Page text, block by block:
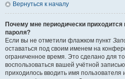
Вернуться к началу
Почему мне периодически приходится
пароля?
Если вы не отметили флажком пункт
оставаться под своим именем на
ограниченное время. Это сделано для
воспользоваться вашей учётной
приходилось вводить имя